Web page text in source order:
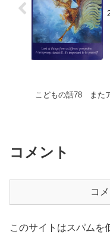
こどもの話78 また
コメント
コ
このサイトはスパムを